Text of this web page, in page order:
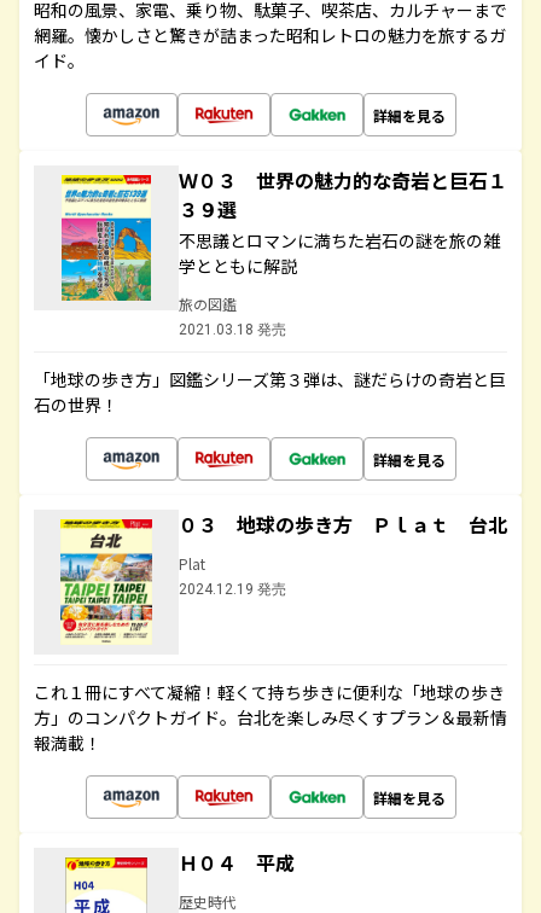
昭和の風景、家電、乗り物、駄菓子、喫茶店、カルチャーまで
網羅。懐かしさと驚きが詰まった昭和レトロの魅力を旅するガ
イド。
詳細を見る
Ｗ０３ 世界の魅力的な奇岩と巨石１
３９選
不思議とロマンに満ちた岩石の謎を旅の雑
学とともに解説
旅の図鑑
2021.03.18 発売
「地球の歩き方」図鑑シリーズ第３弾は、謎だらけの奇岩と巨
石の世界！
詳細を見る
０３ 地球の歩き方 Ｐｌａｔ 台北
Plat
2024.12.19 発売
これ１冊にすべて凝縮！軽くて持ち歩きに便利な「地球の歩き
方」のコンパクトガイド。台北を楽しみ尽くすプラン＆最新情
報満載！
詳細を見る
Ｈ０４ 平成
歴史時代